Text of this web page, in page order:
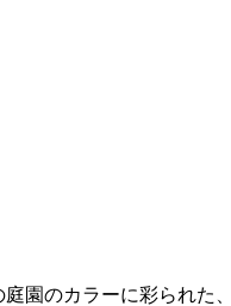
庭園のカラーに彩られ